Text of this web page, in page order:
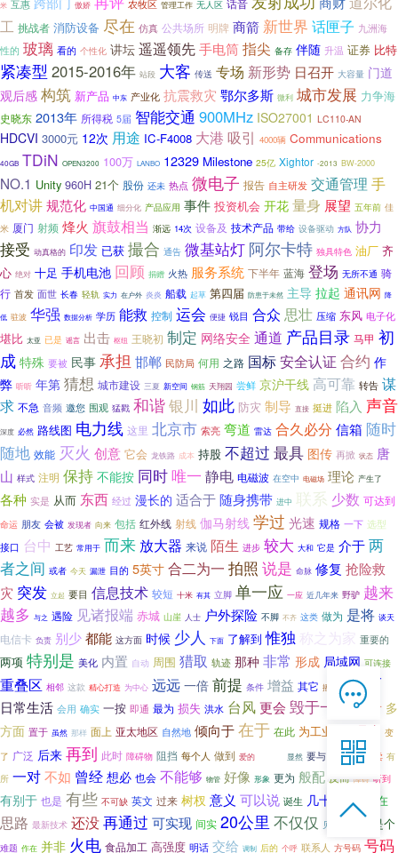
米 互惠 傲娇 农牧区 管理工作 无人区 话音
工 挑战者 消防设备 尽在 仿真 公共场所 明牌 商箭 新世界 话匣子 九洲海
性的 玻璃 看的 个性化 讲坛遥遥领先手电筒指尖 备存 伴随 升温 证券 比特
紧凑型 2015-2016年 站段 大客 传送 专场 新形势 日召开 大容量 门道
观后感 构筑 新产品 中东 产业化 抗震救灾 鄂尔多斯 微利 城市发展 力争海
史晓东 2013年 所得税 5届 智能交通 900MHz ISO27001 LC110-AN
HDCVI 3000元 12次 用途 IC-F4008 大港 吸引 4000辆 Communications
40GB TDiN OPEN3200 100万 LANBO 12329 Milestone 25亿 Xightor -2013 BW-2000
NO.1 Unity 960H 21个 股份 还未 热点 微电子 报告 自主研发 交通管理 手
机对讲规范化 中国通 细分化 产品应用 事件 投资机会 开花 量身 展望 五年前 佳
米 厦门 射频 烽火 旗鼓相当 渐远 14次 设备及 技术产品 带给 设备驱动 方队 协力
接受 动真格的 印发 已获 撮合 通告 微基站灯 阿尔卡特 独具特色 油厂 齐
心 绝对 十足 手机电池 回顾 捐赠 火热 服务系统 下半年 蓝海 登场 无所不通 骑
行 首发 面世 长春 轻轨 实力 在户外 炎炎 船载 起草 第四届 防患于未然 主导 拉起 通讯网 降
低 驻波 华强 数据分析 学历 能救 控制 运会 便捷 锐目 合众 思壮 压缩 东风 电子化
堪比 太亚 已是 谣言 出击 枢纽 王晓初 制定 网络安全 通道 产品目录 马甲 初
成 特殊 要被 民事 承担 邯郸 民防局 何用 之路 国标安全认证 合约 作
弊 听听 年第 猜想 城市建设 三夏 新空间 钢筋 天翔园 尝鲜 京沪干线 高可靠 转告 谋
求 不急 音频 邀您 围观 猛戳 和谐银川 如此 防灾 制导 直接 挺进 陷入 声音
深度 必然 路线图 电力线 这里 北京市 索亮 弯道 雷达 合久必分 信箱 随时
随地 效能 灭火 创意 它会 龙铁路 成本 持股 不超过 最具 图传 再掀 状态 唐
山 样式 注明 保持 不能按 同时唯一 静电 电磁波 在空中 电磁场 理论 产生了
各种 实是 从而 东西 经过 漫长的 适合于随身携带 进中 联系 少数 可达到
命运 朋友 会被 发现者 向来 包括 红外线 射线 伽马射线 学过 光速 规格 一下 选型
接口 台中 工艺 常用于 而来 放大器 来说 陌生 进步 较大 大和 它是 介于两
者之间 或者 今天 漏泄 目的 5英寸合二为一 拍照 说是 命脉 修复 抢险救
灾 突发 立起 要目 信息技术 较短 十米 有其 立脚 单一应 一应 近几年来 野驴 越来
越多 与之 遇险 见诸报端 赤城 山崖 人士 户外探险 不脚 不齐 这类 做为 是将 谈天
电信卡 负责 别少都能 这方面 时候 少人 下面 了解到 惟独 称之为家 重要的
两项 特别是 美化 内置 自动 周围 猎取 轨迹 那种 非常 形成 局域网 可连接
重叠区 相邻 这款 精心打造 为中心 远远 一倍 前提 条件 增益 其它 播放器 然而
日常生活 会用 确实 一按 即通 最为 损失 洪水 台风更会 毁于一旦 数千 多
方面 置于 虽然 那样 面上 亚太地区 自然地 倾向于在于 在此 为工业 是由
变
了 广泛 后来 再到 此时 障碍物 阻挡 每个人 做到 爱的 显然 要与 米家 售卖 有
所 一对不如 曾经 想必 也会 不能够 物管 好像 形象 更为 般配 反而 障碍 听到
有别于 也是 有些 不可缺 英文 过来 树杈 意义 可以说 诞生 几十 年的 存在
思路 最新技术 还没再通过 可实现 间实 20公里 不仅仅 见到 首选 是个
难题 作在 并非 火电 食品加工 高强度 明话 交给 调制 后的 个呼 联系人 方号码 号码


在线客服
7*12 QQ在线，服务咨询

服务热线
恭候聆听，023-86382199手机直接点击
拨打

